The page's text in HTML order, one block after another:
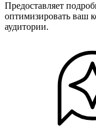
Предоставляет
оптимизировать ваш
аудитории.